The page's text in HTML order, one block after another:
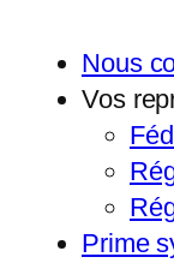
Nous
Vos
Prime